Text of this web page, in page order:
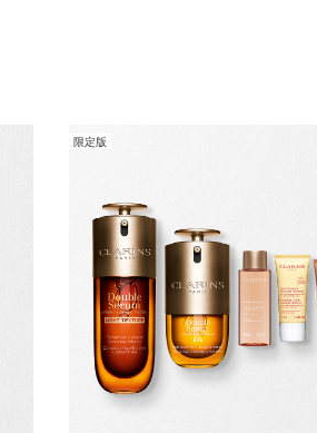
限定版